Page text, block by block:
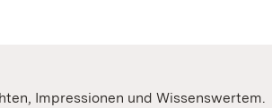
Impressionen und Wissenswertem.